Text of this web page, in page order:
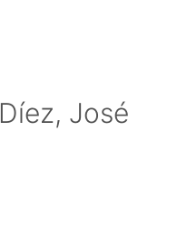
Díez, José